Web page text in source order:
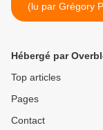
(lu par Grégory
Hébergé par
Top articles
Pages
Contact